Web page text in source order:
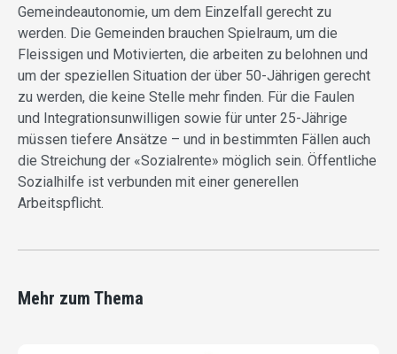
Gemeindeautonomie, um dem Einzelfall gerecht zu
werden. Die Gemeinden brauchen Spielraum, um die
Fleissigen und Motivierten, die arbeiten zu belohnen und
um der speziellen Situation der über 50-Jährigen gerecht
zu werden, die keine Stelle mehr finden. Für die Faulen
und Integrationsunwilligen sowie für unter 25-Jährige
müssen tiefere Ansätze – und in bestimmten Fällen auch
die Streichung der «Sozialrente» möglich sein. Öffentliche
Sozialhilfe ist verbunden mit einer generellen
Arbeitspflicht.
Mehr zum Thema